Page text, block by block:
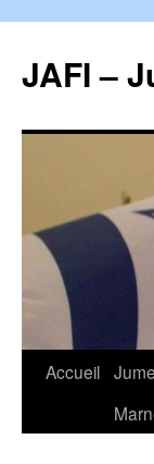
contenu
JAFI –
Accueil